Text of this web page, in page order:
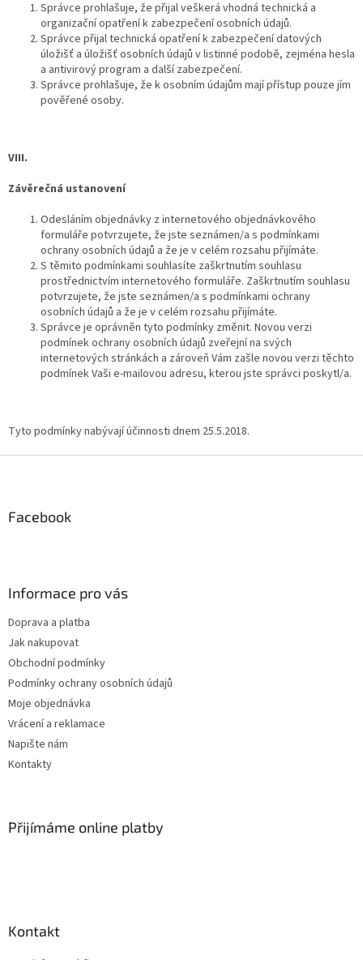
Správce prohlašuje, že přijal veškerá vhodná technická a
organizační opatření k zabezpečení osobních údajů.
Správce přijal technická opatření k zabezpečení datových
úložišť a úložišť osobních údajů v listinné podobě, zejména hesla
a antivirový program a další zabezpečení.
Správce prohlašuje, že k osobním údajům mají přístup pouze jím
pověřené osoby.
VIII.
Závěrečná ustanovení
Odesláním objednávky z internetového objednávkového
formuláře potvrzujete, že jste seznámen/a s podmínkami
ochrany osobních údajů a že je v celém rozsahu přijímáte.
S těmito podmínkami souhlasíte zaškrtnutím souhlasu
prostřednictvím internetového formuláře. Zaškrtnutím souhlasu
potvrzujete, že jste seznámen/a s podmínkami ochrany
osobních údajů a že je v celém rozsahu přijímáte.
Správce je oprávněn tyto podmínky změnit. Novou verzi
podmínek ochrany osobních údajů zveřejní na svých
internetových stránkách a zároveň Vám zašle novou verzi těchto
podmínek Vaši e-mailovou adresu, kterou jste správci poskytl/a.
Tyto podmínky nabývají účinnosti dnem 25.5.2018.
Facebook
Informace pro vás
Doprava a platba
Jak nakupovat
Obchodní podmínky
Podmínky ochrany osobních údajů
Moje objednávka
Vrácení a reklamace
Napište nám
Kontakty
Přijímáme online platby
Kontakt